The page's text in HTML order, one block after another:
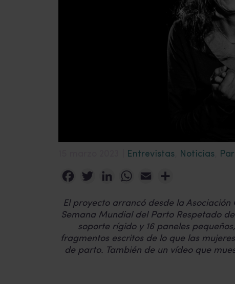
Entrevistas Noticias
FacebookTwitterLinkedInWhatsApp
Email
El proyecto arrancó desde la
Semana Mundial del Parto Respetado
soporte rígido y 16 paneles
fragmentos escritos de lo que las
de parto. También de un vídeo que